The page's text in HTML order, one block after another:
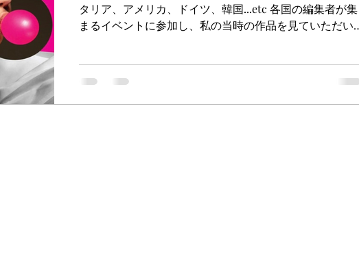
タリア、アメリカ、ドイツ、韓国...etc 各国の編集者が集
まるイベントに参加し、私の当時の作品を見ていただい